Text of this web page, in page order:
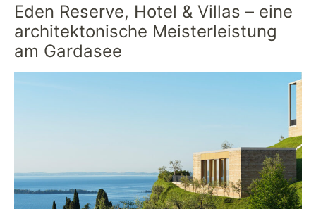
Eden Reserve, Hotel & Villas – eine
architektonische Meisterleistung
am Gardasee